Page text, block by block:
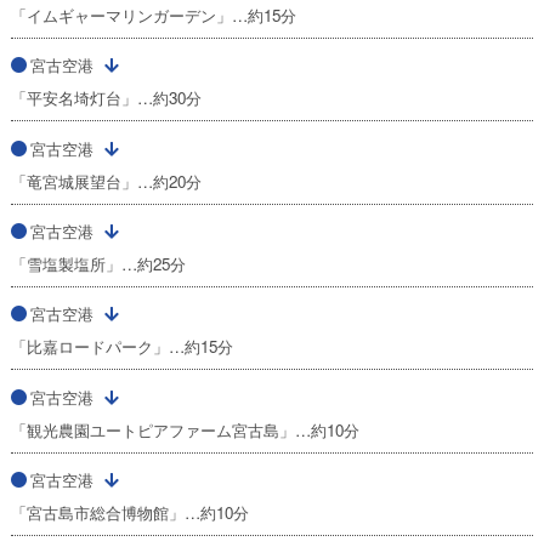
「イムギャーマリンガーデン」…約15分
宮古空港
「平安名埼灯台」…約30分
宮古空港
「竜宮城展望台」…約20分
宮古空港
「雪塩製塩所」…約25分
宮古空港
「比嘉ロードパーク」…約15分
宮古空港
「観光農園ユートピアファーム宮古島」…約10分
宮古空港
「宮古島市総合博物館」…約10分